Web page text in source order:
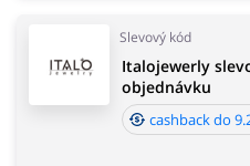
Slevový kód
Italojewerly
objednávku
cashback do